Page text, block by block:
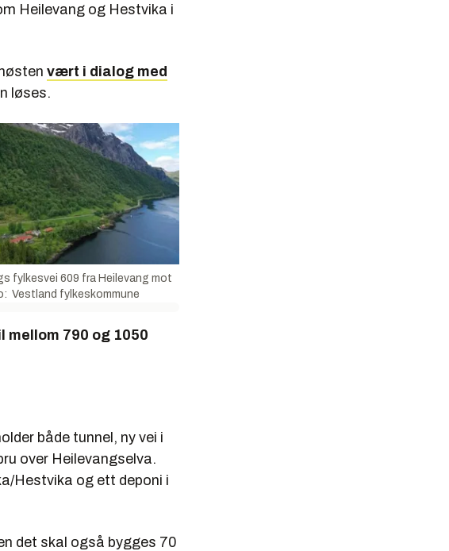
Heilevang og Hestvika i
vært i dialog med
løses.
fylkesvei 609 fra Heilevang mot
Vestland fylkeskommune
790 og 1050
både tunnel, ny vei i
over Heilevangselva.
Hestvika og ett deponi i
det skal også bygges 70